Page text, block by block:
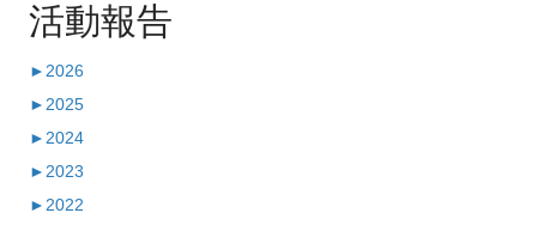
活動報告
► 2026
► 2025
► 2024
► 2023
► 2022